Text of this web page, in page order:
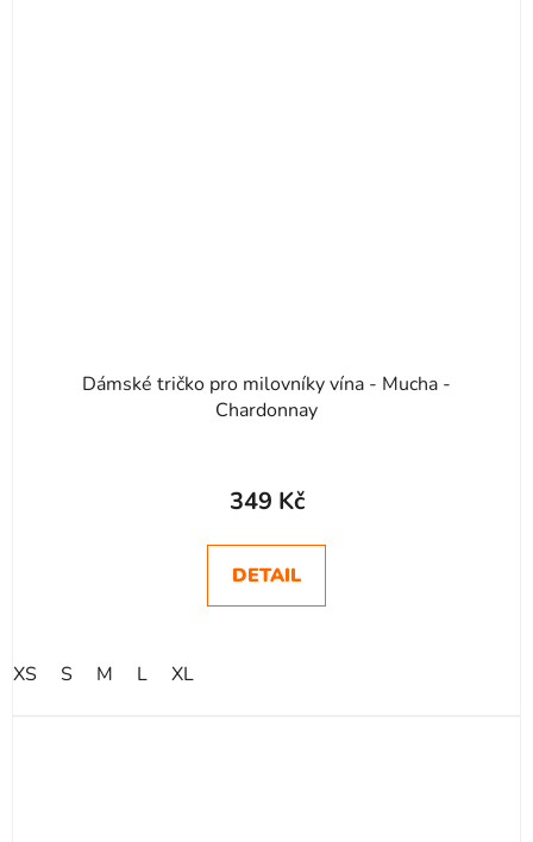
Dámské tričko pro milovníky vína - Mucha -
Chardonnay
349 Kč
DETAIL
XS S M L XL